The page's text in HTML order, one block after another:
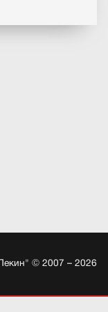
© 2007 – 2026